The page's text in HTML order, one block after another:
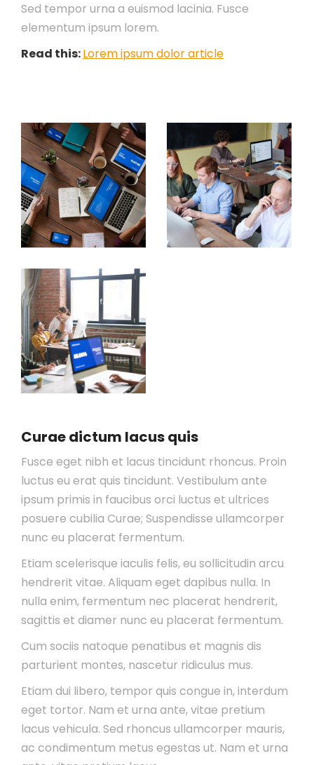
Sed tempor urna a euismod lacinia. Fusce
elementum ipsum lorem.
Read this:Lorem ipsum dolor article
Curae dictum lacus quis
Fusce eget nibh et lacus tincidunt rhoncus. Proin
luctus eu erat quis tincidunt. Vestibulum ante
ipsum primis in faucibus orci luctus et ultrices
posuere cubilia Curae; Suspendisse ullamcorper
nunc eu placerat fermentum.
Etiam scelerisque iaculis felis, eu sollicitudin arcu
hendrerit vitae. Aliquam eget dapibus nulla. In
nulla enim, fermentum nec placerat hendrerit,
sagittis et diamer nunc eu placerat fermentum.
Cum sociis natoque penatibus et magnis dis
parturient montes, nascetur ridiculus mus.
Etiam dui libero, tempor quis congue in, interdum
eget tortor. Nam et urna ante, vitae pretium
lacus vehicula. Sed rhoncus ullamcorper mauris,
ac condimentum metus egestas ut. Nam et urna